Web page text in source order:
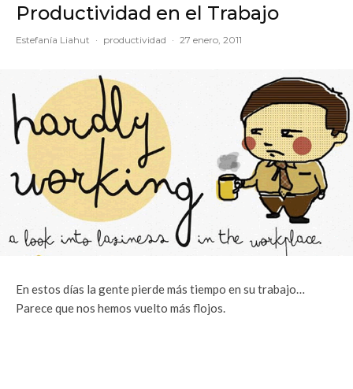
Productividad en el Trabajo
Estefanía Liahut · productividad · 27 enero, 2011
En estos días la gente pierde más tiempo en su trabajo…
Parece que nos hemos vuelto más flojos.